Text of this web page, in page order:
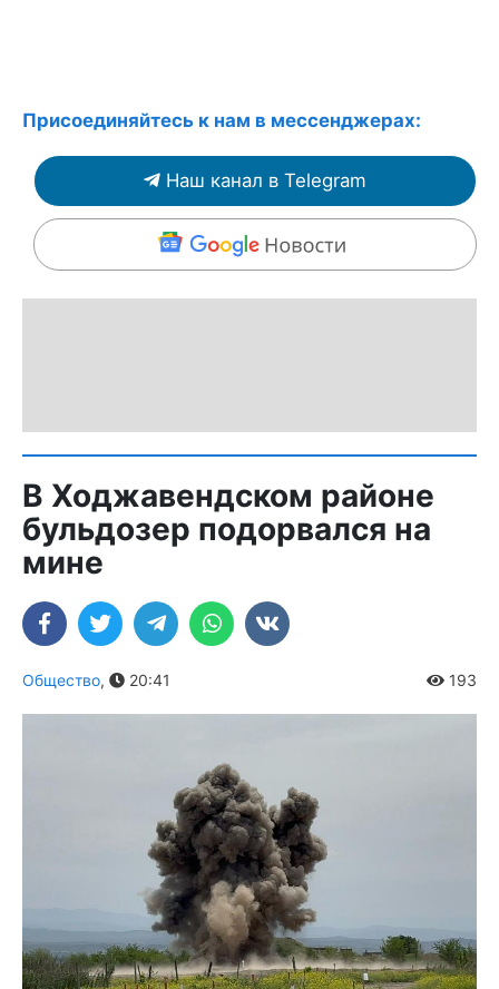
Присоединяйтесь к нам в мессенджерах:
Наш канал в Telegram
В Ходжавендском районе
бульдозер подорвался на
мине
Общество, 20:41 193